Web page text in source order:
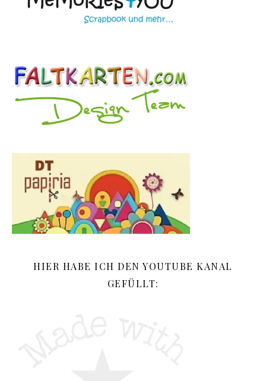
HIER HABE ICH DEN YOUTUBE KANAL
GEFÜLLT: